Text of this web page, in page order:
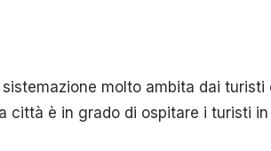
molto ambita dai
città è in grado di ospitare i turisti